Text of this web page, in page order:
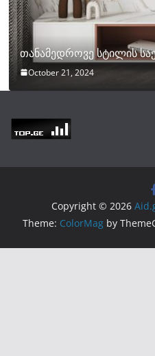
თანამედროვე სტილის
October 21, 2024
Copyright © 2026
Theme: ColorMag by